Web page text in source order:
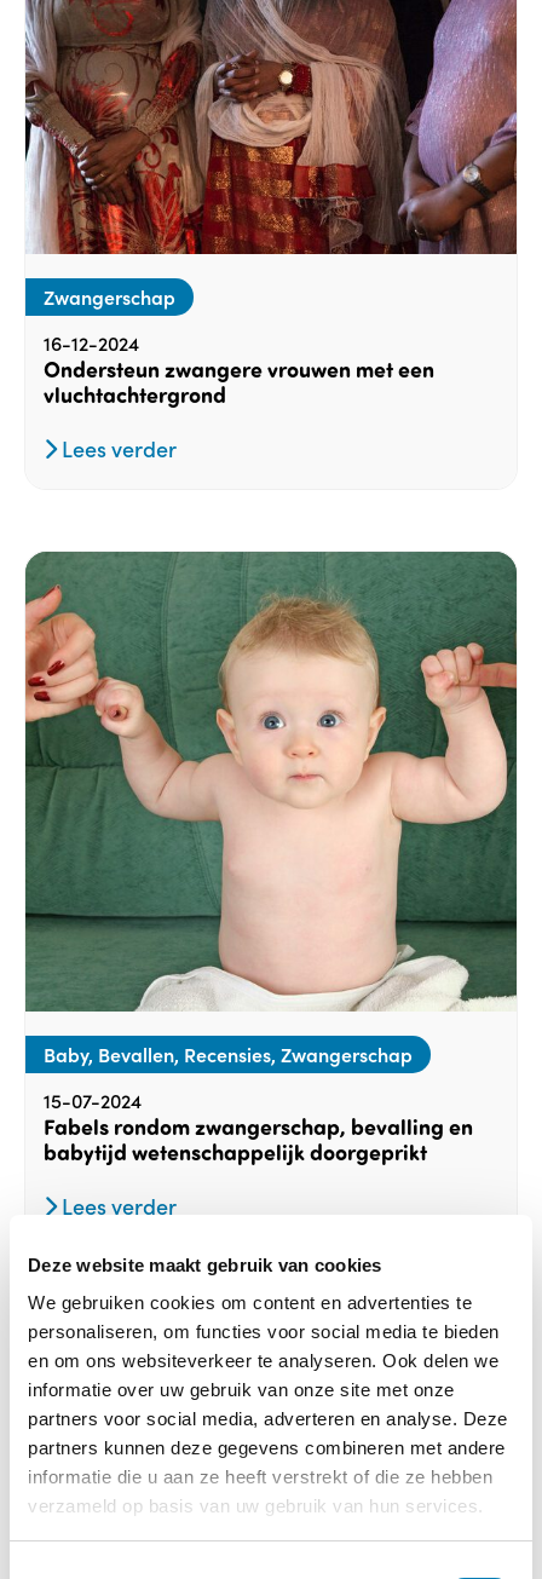
Deze website maakt gebruik van cookies
We gebruiken cookies om content en advertenties te
personaliseren, om functies voor social media te bieden
en om ons websiteverkeer te analyseren. Ook delen we
informatie over uw gebruik van onze site met onze
partners voor social media, adverteren en analyse. Deze
partners kunnen deze gegevens combineren met andere
informatie die u aan ze heeft verstrekt of die ze hebben
verzameld op basis van uw gebruik van hun services.
Zwangerschap
16-12-2024
Ondersteun zwangere vrouwen met een
vluchtachtergrond
Lees verder
Baby, Bevallen, Recensies, Zwangerschap
15-07-2024
Fabels rondom zwangerschap, bevalling en
babytijd wetenschappelijk doorgeprikt
Lees verder